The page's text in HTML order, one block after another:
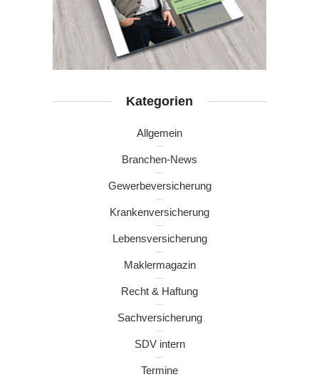
Kategorien
Allgemein
Branchen-News
Gewerbeversicherung
Krankenversicherung
Lebensversicherung
Maklermagazin
Recht & Haftung
Sachversicherung
SDV intern
Termine